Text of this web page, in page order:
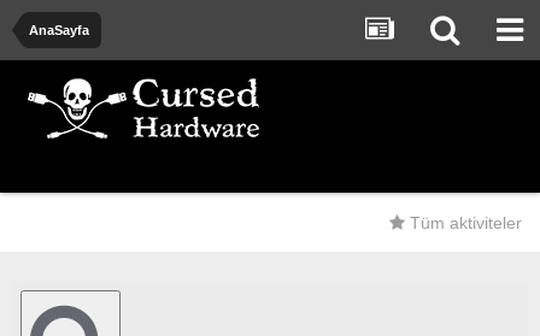
AnaSayfa
Tüm aktiviteler